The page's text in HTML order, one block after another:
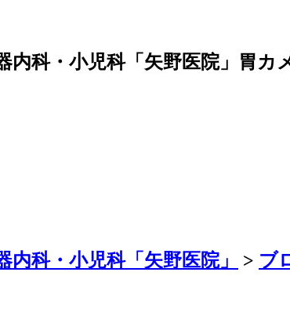
内科・小児科「矢野医院」胃
科・小児科「矢野医院」 > ブ